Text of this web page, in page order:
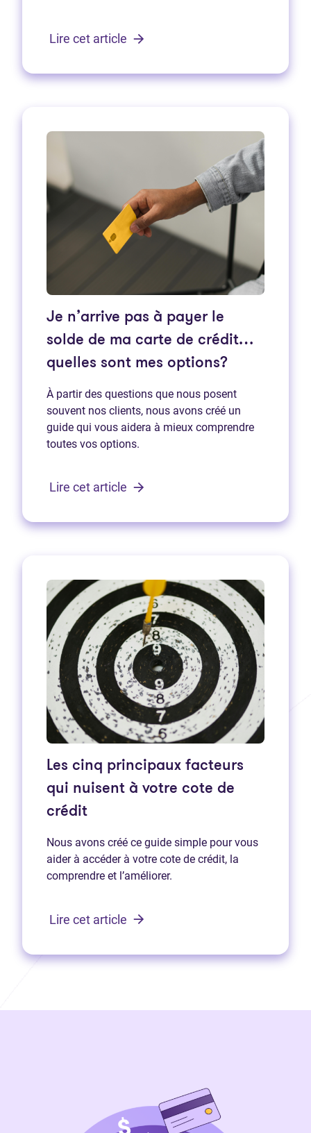
Lire cet article
Je n’arrive pas à payer le
solde de ma carte de crédit…
quelles sont mes options?
À partir des questions que nous posent
souvent nos clients, nous avons créé un
guide qui vous aidera à mieux comprendre
toutes vos options.
Lire cet article
Les cinq principaux facteurs
qui nuisent à votre cote de
crédit
Nous avons créé ce guide simple pour vous
aider à accéder à votre cote de crédit, la
comprendre et l’améliorer.
Lire cet article